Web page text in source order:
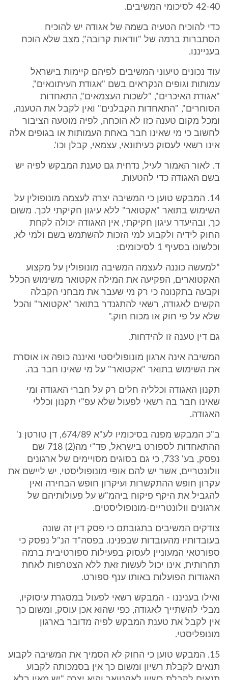
42-40 לסיכומי המשיבים.
כדי להוכיח הטעיה בשמה של אגודה יש להוכיח
הסתברות ברמה של "וודאות קרובה", מצב שלא הוכח
בענייננו.
עוד נכונים טיעוני המשיבים לפיהם קיימות בישראל
עמותות וגופים הנקראים בשם "אגודת העיתונאים",
"אגודת האיכרים", "לשכות העצמאים", התאחדות
הסוחרים", "התאחדות הקבלנים" ואין לקבל את הטענה,
ומכל מקום טענה כזו לא הוכחה, לפיה מוטעה הציבור
לחשוב כי מי שאינו חבר באחת העמותות או בגופים אלה
אינו רשאי לעסוק כעיתונאי, עצמאי, קבלן וכו'.
ד. לאור האמור לעיל, נדחית גם טענת המבקש לפיה יש
בשם האגודה כדי להטעות.
14. המבקש טוען כי המשיבה יצרה לעצמה מונופולין על
השימוש בתואר "אקטואר" ללא עיגון חקיקתי לכך. משום
כך, ובהיעדר עיגון חקיקתי, אין האגודה יכולה לקחת
החוק לידיה ולקבוע למי הזכות להשתמש בשם ולמי לא,
וכלשונו בסעיף 1 לסיכומים:
”למעשה כוננה לעצמה המשיבה מונופולין על מקצוע
האקטוארים, הפקיעה את המילה אקטואר משימוש הכלל
וקבעה בתקנונה כי רק מי שעבר את מבחני הקבלה
הקשים לאגודה, רשאי להתגנדר בתואר "אקטואר" והכל
שלא על פי חוק או מכוח חוק."
גם דין טענה זו להידחות.
המשיבה אינה ארגון מונופוליסטי ואיננה כופה או אוסרת
את השימוש בתואר "אקטואר" על מי שאינו חבר בה.
תקנון האגודה וכלליה חלים רק על חברי האגודה ומי
שאינו חבר בה רשאי לפעול שלא עפ"י תקנון וכללי
האגודה.
ב"כ המבקש מפנה בסיכומיו לע"א 674/89, דן טורטן נ'
ההתאחדות לספורט בישראל, פד"י מה(2) 718 שם
נפסק, בע' 733, כי גם בסוגים מסויימים של ארגונים
וולונטריים, אשר יש להם אופי מונופוליסטי, יש ליישם את
עקרון חופש ההתקשרות ועיקרון חופש הבחירה ואין
להגביל את היקף פיקוח ביהמ"ש על פעולותיהם של
ארגונים וולונטריים-מונופוליסטים.
צודקים המשיבים בתגובתם כי פסק דין זה שונה
בעובדותיו מהעובדות שבפנינו. בפסה"ד הנ"ל נפסק כי
ספורטאי המעוניין לעסוק בפעילות ספורטיבית ברמה
תחרותית, אינו יכול לעשות זאת ללא הצטרפות לאחת
האגודות הפועלות באותו ענף ספורט.
ואילו בעניננו - המבקש רשאי לפעול במסגרת עיסוקיו,
מבלי להשתייך לאגודה, כפי שהוא אכן עוסק, ומשום כך
אין לקבל את טענת המבקש לפיה מדובר בארגון
מונופליסטי.
15. המבקש טוען כי החוק לא הסמיך את המשיבה לקבוע
תנאים לקבלת רשיון ומשום כך אין בסמכותה לקבוע